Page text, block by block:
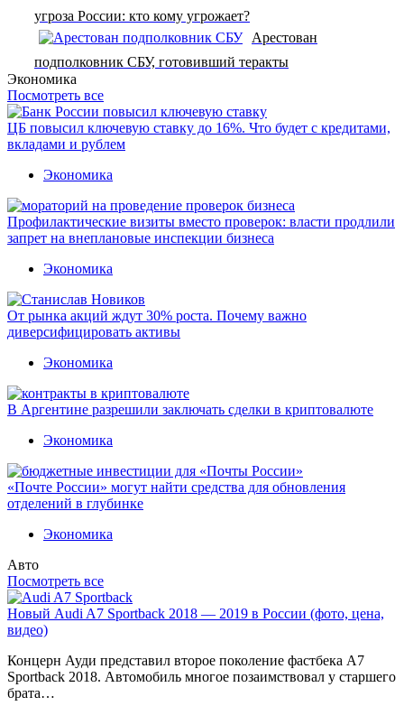
угроза России: кто кому угрожает?
Арестован
подполковник СБУ, готовивший теракты
Экономика
Посмотреть все
ЦБ повысил ключевую ставку до 16%. Что будет с кредитами,
вкладами и рублем
Экономика
Профилактические визиты вместо проверок: власти продлили
запрет на внеплановые инспекции бизнеса
Экономика
От рынка акций ждут 30% роста. Почему важно
диверсифицировать активы
Экономика
В Аргентине разрешили заключать сделки в криптовалюте
Экономика
«Почте России» могут найти средства для обновления
отделений в глубинке
Экономика
Авто
Посмотреть все
Новый Audi A7 Sportback 2018 — 2019 в России (фото, цена,
видео)
Концерн Ауди представил второе поколение фастбека A7
Sportback 2018. Автомобиль многое позаимствовал у старшего
брата…